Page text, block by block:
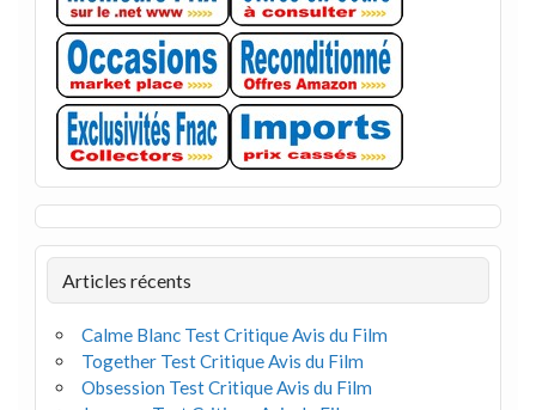
Articles récents
Calme Blanc Test Critique Avis du Film
Together Test Critique Avis du Film
Obsession Test Critique Avis du Film